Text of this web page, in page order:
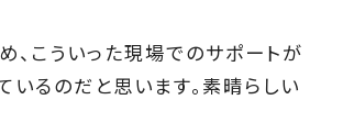
、こういった現場でのサポートが
いるのだと思います。素晴らしい